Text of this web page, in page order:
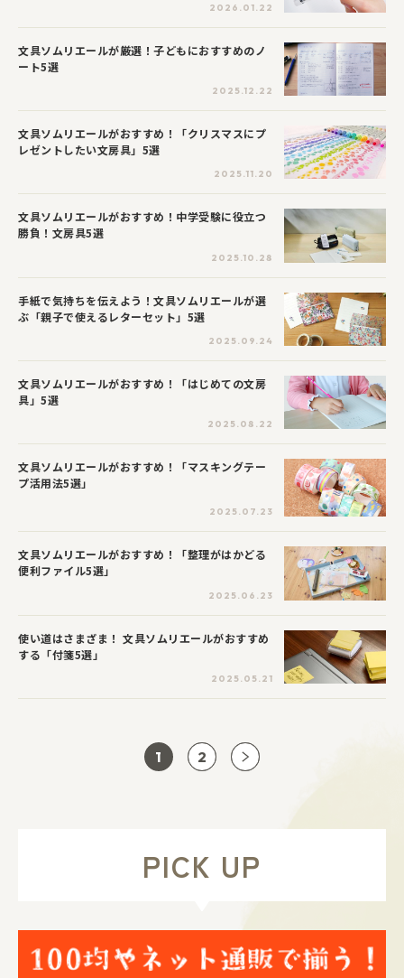
2026.01.22
文具ソムリエールが厳選！子どもにおすすめのノ
ート5選
2025.12.22
文具ソムリエールがおすすめ！「クリスマスにプ
レゼントしたい文房具」5選
2025.11.20
文具ソムリエールがおすすめ！中学受験に役立つ
勝負！文房具5選
2025.10.28
手紙で気持ちを伝えよう！文具ソムリエールが選
ぶ「親子で使えるレターセット」5選
2025.09.24
文具ソムリエールがおすすめ！「はじめての文房
具」5選
2025.08.22
文具ソムリエールがおすすめ！「マスキングテー
プ活用法5選」
2025.07.23
文具ソムリエールがおすすめ！「整理がはかどる
便利ファイル5選」
2025.06.23
使い道はさまざま！ 文具ソムリエールがおすすめ
する「付箋5選」
2025.05.21
1 2
PICK UP